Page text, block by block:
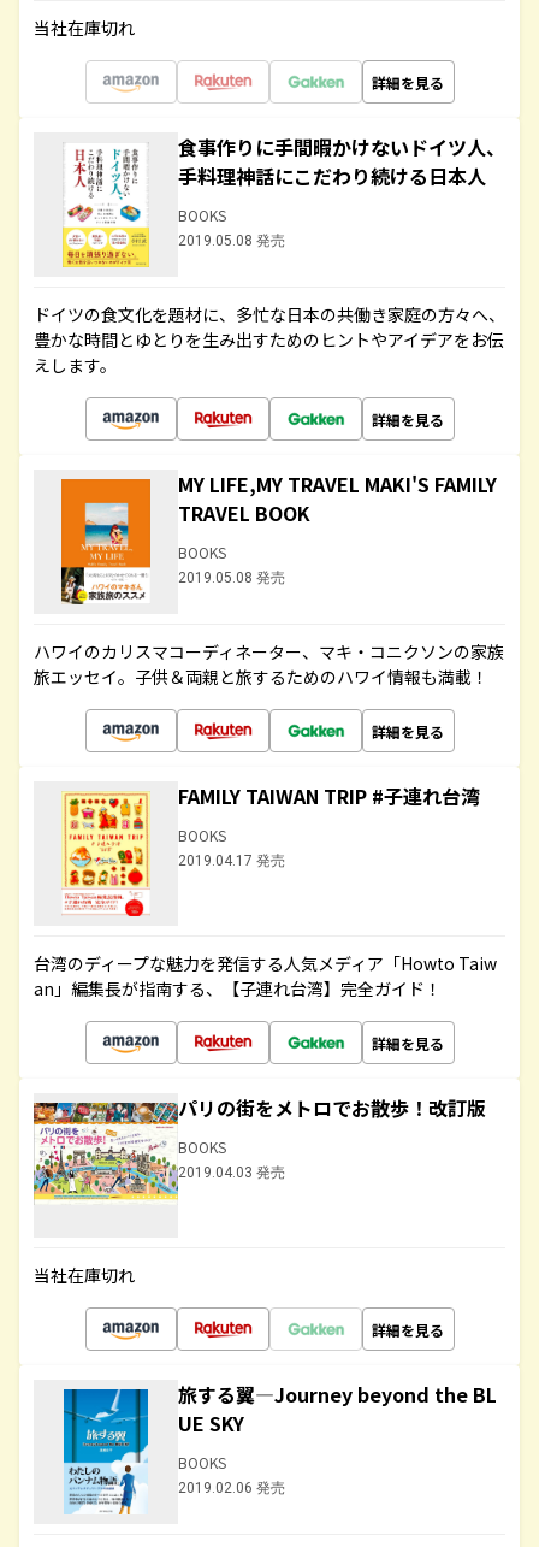
当社在庫切れ
詳細を見る
食事作りに手間暇かけないドイツ人、
手料理神話にこだわり続ける日本人
BOOKS
2019.05.08 発売
ドイツの食文化を題材に、多忙な日本の共働き家庭の方々へ、
豊かな時間とゆとりを生み出すためのヒントやアイデアをお伝
えします。
詳細を見る
MY LIFE,MY TRAVEL MAKI'S FAMILY
TRAVEL BOOK
BOOKS
2019.05.08 発売
ハワイのカリスマコーディネーター、マキ・コニクソンの家族
旅エッセイ。子供＆両親と旅するためのハワイ情報も満載！
詳細を見る
FAMILY TAIWAN TRIP #子連れ台湾
BOOKS
2019.04.17 発売
台湾のディープな魅力を発信する人気メディア「Howto Taiw
an」編集長が指南する、【子連れ台湾】完全ガイド！
詳細を見る
パリの街をメトロでお散歩！改訂版
BOOKS
2019.04.03 発売
当社在庫切れ
詳細を見る
旅する翼―Journey beyond the BL
UE SKY
BOOKS
2019.02.06 発売